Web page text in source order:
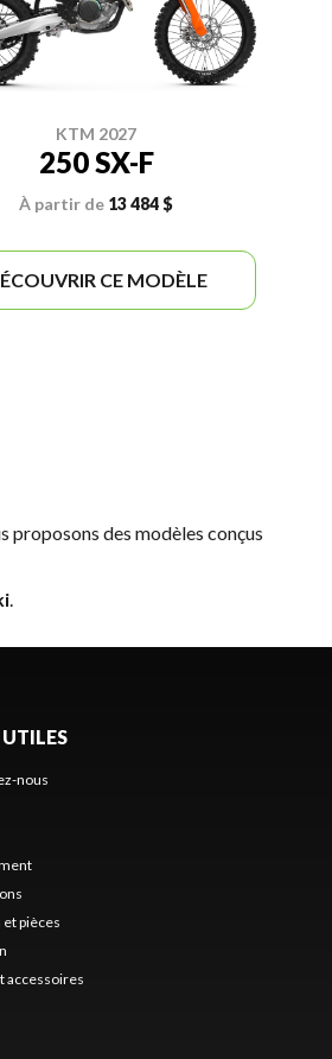
KTM 2027
250 SX-F
À partir de 13 484 $
CE MODÈLE
proposons des modèles conçus
.
nous
pièces
accessoires